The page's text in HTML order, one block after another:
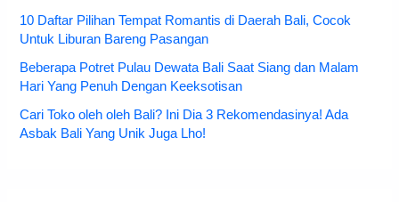
10 Daftar Pilihan Tempat Romantis di Daerah Bali, Cocok
Untuk Liburan Bareng Pasangan
Beberapa Potret Pulau Dewata Bali Saat Siang dan Malam
Hari Yang Penuh Dengan Keeksotisan
Cari Toko oleh oleh Bali? Ini Dia 3 Rekomendasinya! Ada
Asbak Bali Yang Unik Juga Lho!